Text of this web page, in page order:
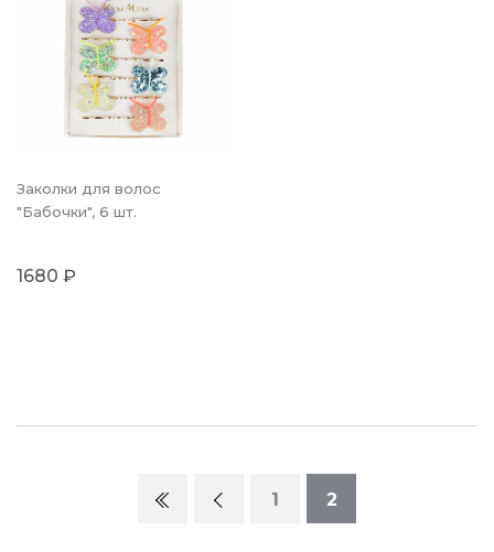
Заколки для волос
"Бабочки", 6 шт.
1680 ₽
1 2